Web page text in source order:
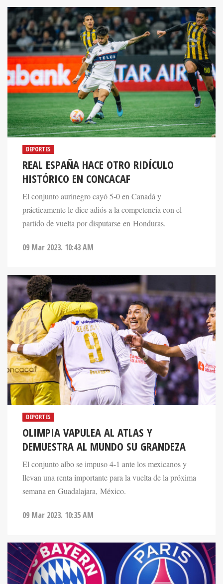
DEPORTES
REAL ESPAÑA HACE OTRO RIDÍCULO
HISTÓRICO EN CONCACAF
El conjunto aurinegro cayó 5-0 en Canadá y
prácticamente le dice adiós a la competencia con el
partido de vuelta por disputarse en Honduras.
09 Mar 2023. 10:43 AM
DEPORTES
OLIMPIA VAPULEA AL ATLAS Y
DEMUESTRA AL MUNDO SU GRANDEZA
El conjunto albo se impuso 4-1 ante los mexicanos y
llevan una renta importante para la vuelta de la próxima
semana en Guadalajara, México.
09 Mar 2023. 10:35 AM